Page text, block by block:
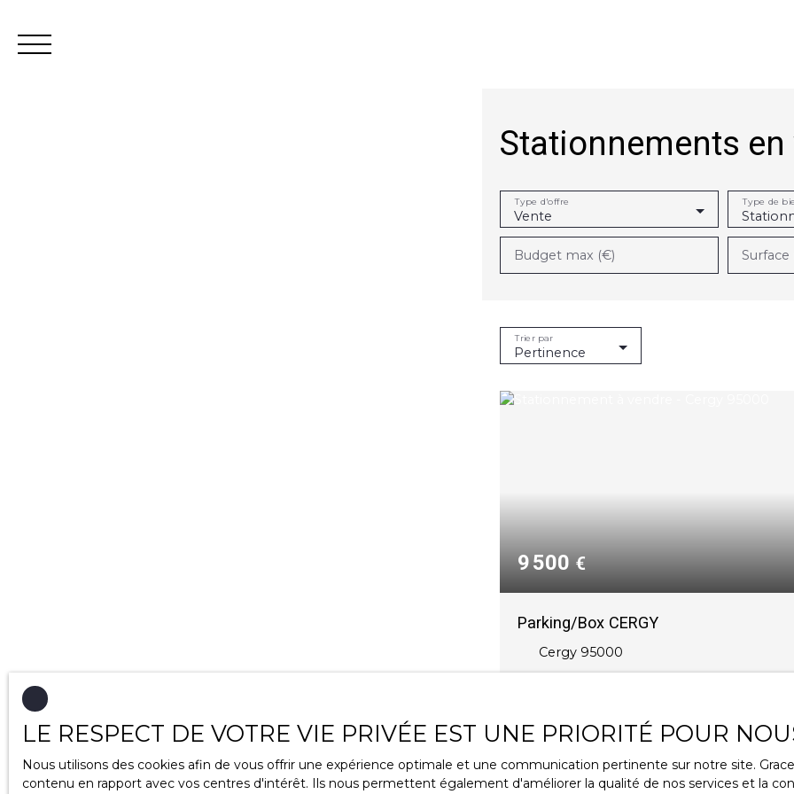
Vente Location Gestion locative
Stationnements en
Vente
Type d'offre Type de
Budget max (€) Surface
Pertinence
Trier par
9 500€
Parking/Box CERGY
Cergy 95000
Nous vous proposons une place de
en sous-sol, idéalement située à quelques
LE RESPECT DE VOTRE VIE PRIVÉE EST UNE PRIORITÉ POUR
Nous utilisons des cookies afin de vous offrir une expérience optimale et une communication pertinente sur notre site.
contenu en rapport avec vos centres d'intérêt. Ils nous permettent également d'améliorer la qualité de nos services et la